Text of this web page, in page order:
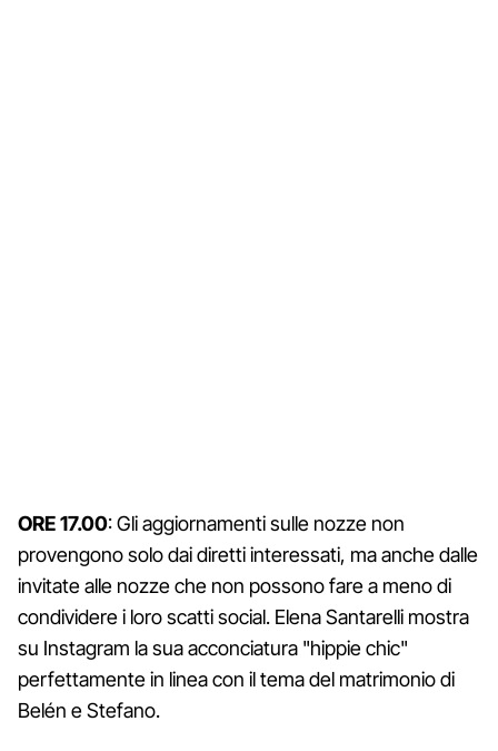
ORE 17.00: Gli aggiornamenti sulle nozze non
provengono solo dai diretti interessati, ma anche dalle
invitate alle nozze che non possono fare a meno di
condividere i loro scatti social. Elena Santarelli mostra
su Instagram la sua acconciatura "hippie chic"
perfettamente in linea con il tema del matrimonio di
Belén e Stefano.